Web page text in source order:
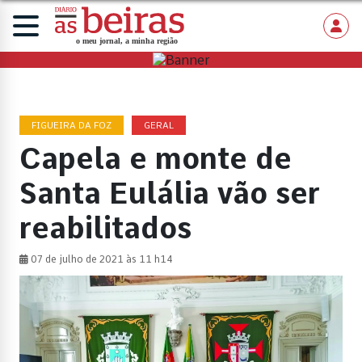
FIGUEIRA DA FOZ GERAL
Capela e monte de
Santa Eulália vão ser
reabilitados
07 de julho de 2021 às 11 h14